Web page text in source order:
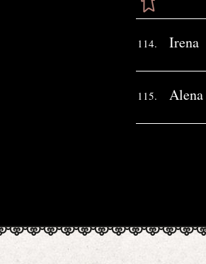
114. Irena
115. Alena